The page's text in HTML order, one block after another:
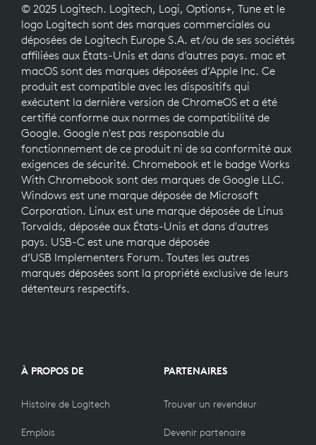
© 2025 Logitech. Logitech, Logi, Options+, Tune et le
logo Logitech sont des marques commerciales ou
déposées de Logitech Europe S.A. et/ou de ses sociétés
affiliées aux États-Unis et dans d’autres pays. mac et
macOS sont des marques déposées d’Apple Inc. Ce
produit est compatible avec les dispositifs qui
exécutent la dernière version de ChromeOS et a été
certifié conforme aux normes de compatibilité de
Google. Google n'est pas responsable du
fonctionnement de ce produit ni de sa conformité aux
exigences de sécurité. Chromebook et le badge Works
With Chromebook sont des marques de Google LLC.
Windows est une marque déposée de Microsoft
Corporation. Linux est une marque déposée de Linus
Torvalds, déposée aux États-Unis et dans d'autres
pays. USB-C est une marque déposée
d’USB Implementers Forum. Toutes les autres
marques déposées sont la propriété exclusive de leurs
détenteurs respectifs.
À PROPOS DE
Histoire de Logitech
Emplois
PARTENAIRES
Trouver un revendeur
Devenir partenaire